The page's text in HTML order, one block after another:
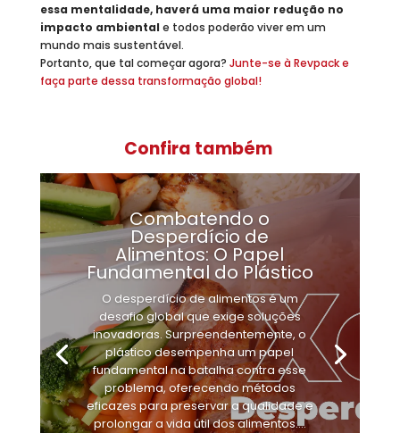
essa mentalidade, haverá uma maior redução no
impacto ambiental e todos poderão viver em um
mundo mais sustentável.
Portanto, que tal começar agora? Junte-se à Revpack e
faça parte dessa transformação global!
Confira também
Combatendo o
Desperdício de
Alimentos: O Papel
Fundamental do Plástico
O desperdício de alimentos é um
desafio global que exige soluções
inovadoras. Surpreendentemente, o
plástico desempenha um papel
fundamental na batalha contra esse
problema, oferecendo métodos
eficazes para preservar a qualidade e
prolongar a vida útil dos alimentos....